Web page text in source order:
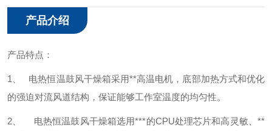
产品介绍
产品特点：
1、 电热恒温鼓风干燥箱采用**高温电机，底部加热方式和优化
的强迫对流风道结构，保证能够工作室温度的均匀性。
2、 电热恒温鼓风干燥箱选用***的CPU处理芯片和高灵敏、**